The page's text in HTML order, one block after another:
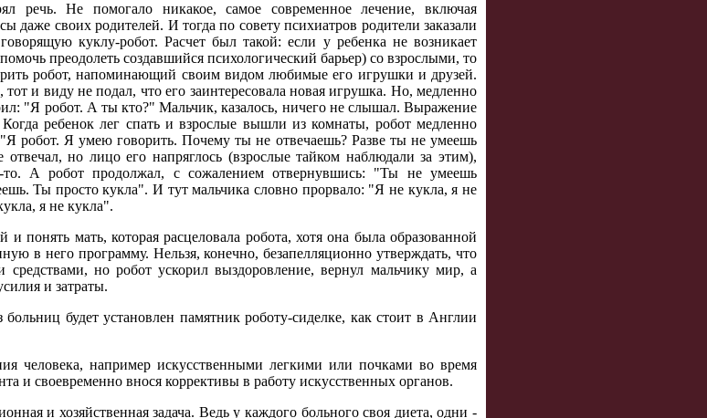
речь. Не помогало никакое, самое современное лечение, включая
даже своих родителей. И тогда по совету психиатров родители заказали
куклу-робот. Расчет был такой: если у ребенка не возникает
преодолеть создавшийся психологический барьер) со взрослыми, то
робот, напоминающий своим видом любимые его игрушки и друзей.
и виду не подал, что его заинтересовала новая игрушка. Но, медленно
"Я робот. А ты кто?" Мальчик, казалось, ничего не слышал. Выражение
ребенок лег спать и взрослые вышли из комнаты, робот медленно
робот. Я умею говорить. Почему ты не отвечаешь? Разве ты не умеешь
но лицо его напряглось (взрослые тайком наблюдали за этим),
то. А робот продолжал, с сожалением отвернувшись: "Ты не умеешь
Ты просто кукла". И тут мальчика словно прорвало: "Я не кукла, я не
я не кукла".
понять мать, которая расцеловала робота, хотя она была образованной
в него программу. Нельзя, конечно, безапелляционно утверждать, что
но робот ускорил выздоровление, вернул мальчику мир, а
и затраты.
будет установлен памятник роботу-сиделке, как стоит в Англии
человека, например искусственными легкими или почками во время
и своевременно внося коррективы в работу искусственных органов.
и хозяйственная задача. Ведь у каждого больного своя диета, одни -